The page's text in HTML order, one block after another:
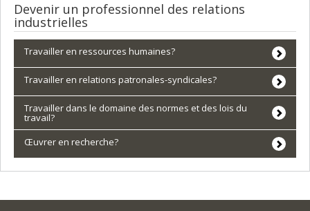
Devenir un professionnel des relations
industrielles
Travailler en ressources humaines?
Travailler en relations patronales-syndicales?
Travailler dans le domaine des normes et des lois du
travail?
Œuvrer en recherche?